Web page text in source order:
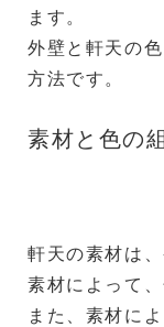
ます。
外壁と軒天の
方法です。
素材と色の
軒天の素材は
素材によって
また、素材に